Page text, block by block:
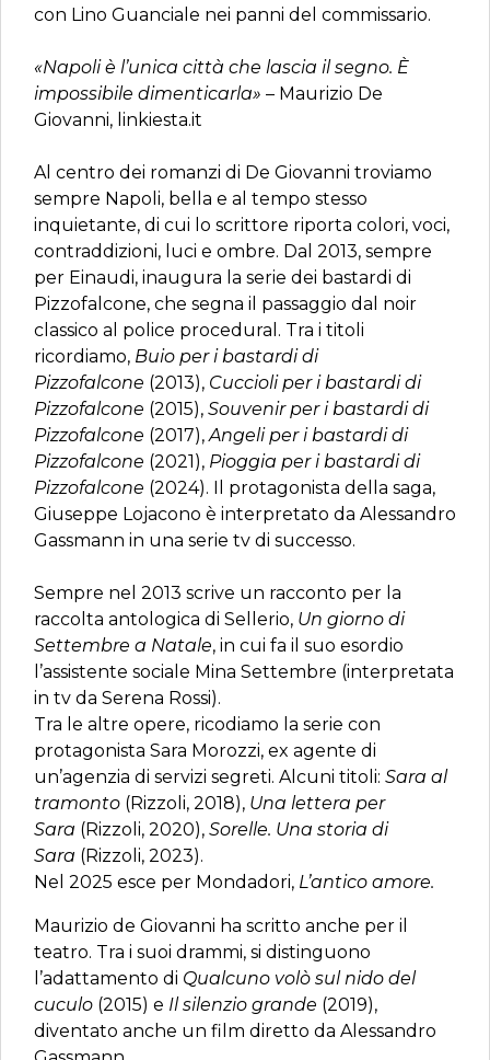
con Lino Guanciale nei panni del commissario.
«Napoli è l’unica città che lascia il segno. È
impossibile dimenticarla» – Maurizio De
Giovanni, linkiesta.it
Al centro dei romanzi di De Giovanni troviamo
sempre Napoli, bella e al tempo stesso
inquietante, di cui lo scrittore riporta colori, voci,
contraddizioni, luci e ombre. Dal 2013, sempre
per Einaudi, inaugura la serie dei bastardi di
Pizzofalcone, che segna il passaggio dal noir
classico al police procedural. Tra i titoli
ricordiamo, Buio per i bastardi di
Pizzofalcone (2013), Cuccioli per i bastardi di
Pizzofalcone (2015), Souvenir per i bastardi di
Pizzofalcone (2017),Angeli per i bastardi di
Pizzofalcone (2021), Pioggia per i bastardi di
Pizzofalcone (2024). Il protagonista della saga,
Giuseppe Lojacono è interpretato da Alessandro
Gassmann in una serie tv di successo.
Sempre nel 2013 scrive un racconto per la
raccolta antologica di Sellerio, Un giorno di
Settembre a Natale, in cui fa il suo esordio
l’assistente sociale Mina Settembre (interpretata
in tv da Serena Rossi).
Tra le altre opere, ricodiamo la serie con
protagonista Sara Morozzi, ex agente di
un’agenzia di servizi segreti. Alcuni titoli: Sara al
tramonto (Rizzoli, 2018), Una lettera per
Sara (Rizzoli, 2020), Sorelle. Una storia di
Sara (Rizzoli, 2023).
Nel 2025 esce per Mondadori, L’antico amore.
Maurizio de Giovanni ha scritto anche per il
teatro. Tra i suoi drammi, si distinguono
l’adattamento di Qualcuno volò sul nido del
cuculo (2015) e Il silenzio grande (2019),
diventato anche un film diretto da Alessandro